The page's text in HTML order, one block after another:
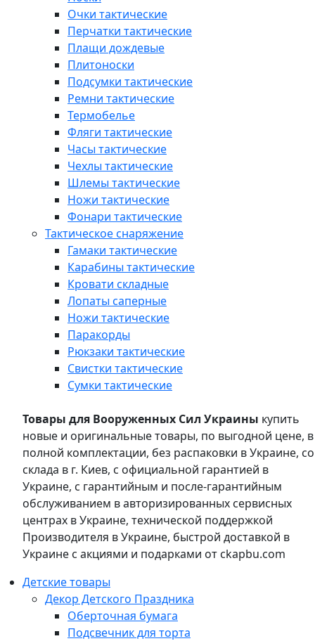
Очки тактические
Перчатки тактические
Плащи дождевые
Плитоноски
Подсумки тактические
Ремни тактические
Термобелье
Фляги тактические
Часы тактические
Чехлы тактические
Шлемы тактические
Ножи тактические
Фонари тактические
Тактическое снаряжение
Гамаки тактические
Карабины тактические
Кровати складные
Лопаты саперные
Ножи тактические
Паракорды
Рюкзаки тактические
Свистки тактические
Сумки тактические
Товары для Вооруженных Сил Украины купить
новые и оригинальные товары, по выгодной цене, в
полной комплектации, без распаковки в Украине, со
склада в г. Киев, с официальной гарантией в
Украине, с гарантийным и после-гарантийным
обслуживанием в авторизированных сервисных
центрах в Украине, технической поддержкой
Производителя в Украине, быстрой доставкой в
Украине с акциями и подарками от ckapbu.com
Детские товары
Декор Детского Праздника
Оберточная бумага
Подсвечник для торта